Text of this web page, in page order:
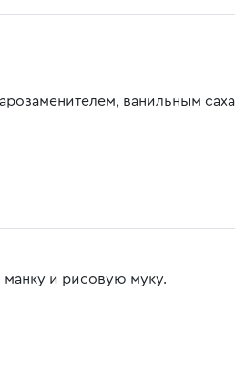
ванильным
манку и рисовую муку.